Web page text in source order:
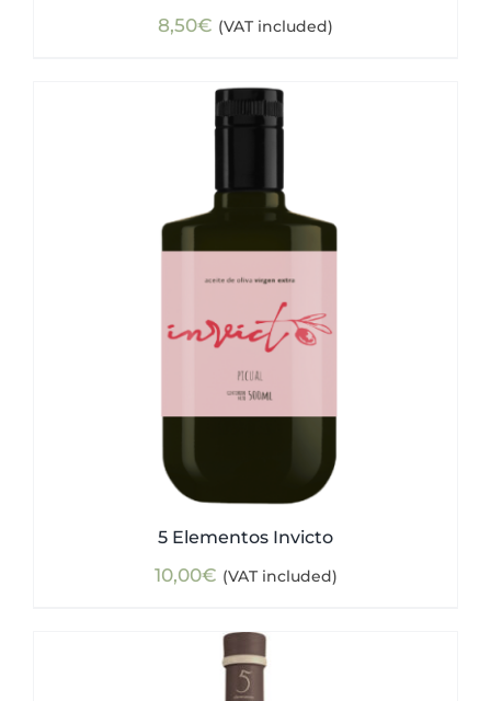
8,50€ (VAT included)
5 Elementos Invicto
10,00€ (VAT included)